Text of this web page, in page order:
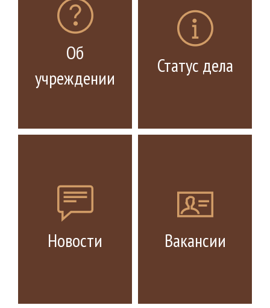
Об
учреждении
Новости
Статус дела
Вакансии